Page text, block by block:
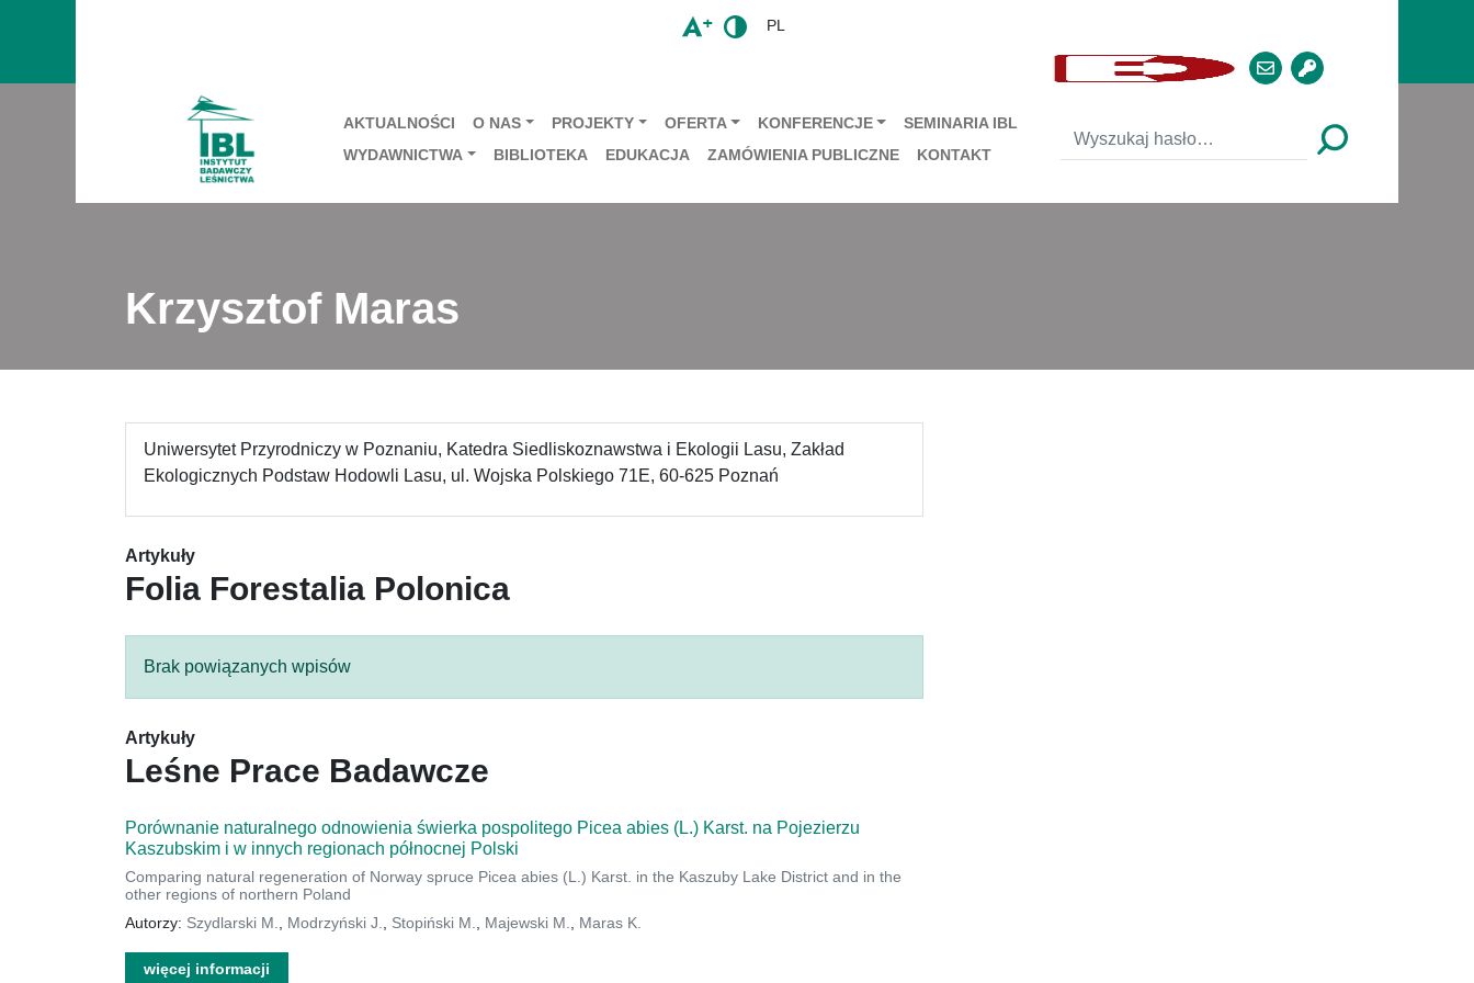
PL
AKTUALNOŚCI O NAS PROJEKTY OFERTA KONFERENCJE
SEMINARIA IBL
WYDAWNICTWA
BIBLIOTEKA EDUKACJA ZAMÓWIENIA PUBLICZNE KONTAKT
Krzysztof Maras
Uniwersytet Przyrodniczy w Poznaniu, Katedra Siedliskoznawstwa i Ekologii Lasu, Zakład
Ekologicznych Podstaw Hodowli Lasu, ul. Wojska Polskiego 71E, 60-625 Poznań
Artykuły
Folia Forestalia Polonica
Brak powiązanych wpisów
Artykuły
Leśne Prace Badawcze
Porównanie naturalnego odnowienia świerka pospolitego Picea abies (L.) Karst. na Pojezierzu
Kaszubskim i w innych regionach północnej Polski
Comparing natural regeneration of Norway spruce Picea abies (L.) Karst. in the Kaszuby Lake District and in the
other regions of northern Poland
Autorzy: Szydlarski M. Modrzyński J. Stopiński M. Majewski M. Maras K.
więcej informacji